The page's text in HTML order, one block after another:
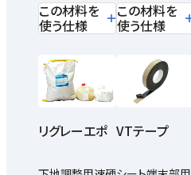
この材料を
使う仕様
この材料を
使う仕様
リグレーエポ VTテープ